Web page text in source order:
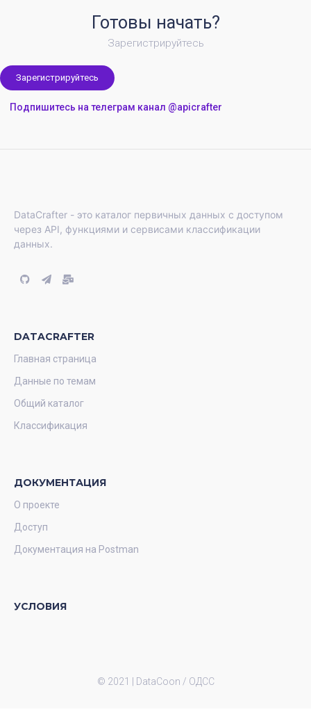
Готовы начать?
Зарегистрируйтесь
Зарегистрируйтесь
Подпишитесь на телеграм канал @apicrafter
DataCrafter - это каталог первичных данных с доступом
через API, функциями и сервисами классификации
данных.
DATACRAFTER
Главная страница
Данные по темам
Общий каталог
Классификация
ДОКУМЕНТАЦИЯ
О проекте
Доступ
Документация на Postman
УСЛОВИЯ
© 2021 | DataCoon / ОДСС